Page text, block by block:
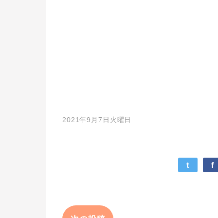
2021年9月7日火曜日
t f